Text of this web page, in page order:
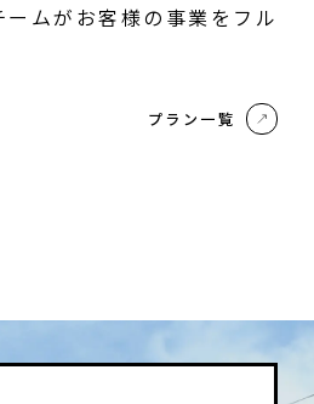
ムがお客様の事業をフル
プラン一覧